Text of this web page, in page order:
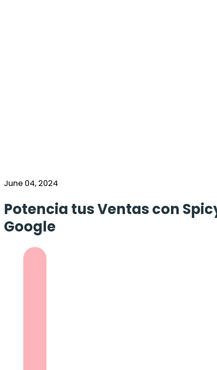
June 04, 2024
Potencia tus Ventas con
Google